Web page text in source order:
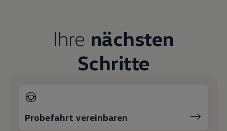
Ihre nächsten
Schritte
Probefahrt vereinbaren